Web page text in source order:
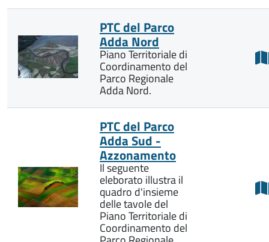
PTC del Parco
Adda Nord
Piano Territoriale di
Coordinamento del
Parco Regionale
Adda Nord.
PTC del Parco
Adda Sud -
Azzonamento
Il seguente
eleborato illustra il
quadro d'insieme
delle tavole del
Piano Territoriale di
Coordinamento del